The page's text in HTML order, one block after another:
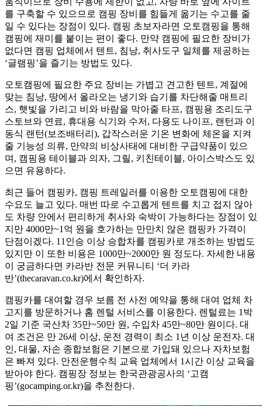
를 구축할 수 있으므로 캠핑 장비를 힘들게 옮기는 수고를 줄
일 수 있다는 장점이 있다. 캠핑 초보자라면 오토캠핑을 통해
캠핑에 재미를 붙이는 편이 좋다. 만약 캠핑에 필요한 장비가
없다면 캠핑 업체에서 텐트, 침낭, 취사도구 일체를 제공하는
‘글램핑’을 즐기는 방법도 있다.
오토캠핑에 필요한 주요 장비는 가볍고 견고한 텐트, 계절에
맞는 침낭, 땅에서 올라오는 냉기와 습기를 차단해줄 매트리
스, 햇빛을 가리고 비와 바람을 막아줄 타프, 캠핑용 조리도구
스토브와 연료, 휴대용 식기와 수저, 다용도 나이프, 랜턴과 이
동식 랜턴(보조배터리), 갑작스러운 기온 변화에 체온을 지켜
줄 기능성 의류, 만약의 비상사태에 대비한 구급약품이 있으
며, 캠핑용 테이블과 의자, 그릴, 키친테이블, 아이스박스도 있
으면 유용하다.
최근 들어 캠핑카, 캠핑 트레일러를 이용한 오토캠핑에 대한
수요도 늘고 있다. 매번 따로 수고롭게 텐트를 치고 접지 않아
도 차량 안에서 편리하게 취사와 숙박이 가능하다는 장점이 있
지만 4000만~1억 원을 호가하는 만만치 않은 캠핑카 가격이
단점이겠다. 11인승 이상 승합차를 캠핑카로 개조하는 방법도
있지만 이 또한 비용은 1000만~2000만 원 정도다. 자세한 내용
이 궁금하다면 카라반 전문 커뮤니티 ‘더 카라
반’(thecaravan.co.kr)에서 확인하자.
캠핑카를 대여할 경우 보름 전 사전 예약을 통해 대여 업체 차
고지를 방문하거나 홈 렌털 서비스를 이용한다. 렌털료는 1박
2일 기준 국산차 35만~50만 원, 수입차 45만~80만 원이다. 대
여 조건은 만 26세 이상, 운전 경력이 최소 1년 이상 운전자. 대
인, 대물, 자손 종합보험은 기본으로 가입돼 있으나 자차보험
은 빠져 있다. 안전운행수칙 교육 업체에서 1시간 이상 교육을
받아야 한다. 캠핑장 정보는 한국관광공사의 ‘고캠
핑’(gocamping.or.kr)을 추천한다.